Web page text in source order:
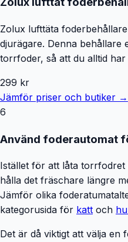
Zolux lufttäta
djurägare. Denna
torrfoder, så att du alltid
att maten alltid håller sig
vara säker på att din hund
bästa maten. Matbehållaren
rengöra. Det innebär att
och ditt husdjurs mat är av
lufttäta foderbehållare
tillräckligt kompakt för att
skafferi. Zolux lufttät
fräscht och aromatiskt: tack
299 kr
Jämför priser och butiker →
6
Använd foderautomat
Istället för att låta torrfodret
hålla det fräschare längre
Jämför olika
kategorusida för katt och
Det är då viktigt att välja en